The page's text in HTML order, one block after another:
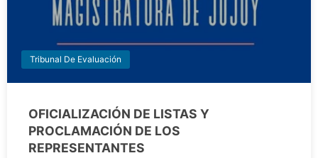
Tribunal De Evaluación
OFICIALIZACIÓN DE LISTAS Y
PROCLAMACIÓN DE LOS
REPRESENTANTES